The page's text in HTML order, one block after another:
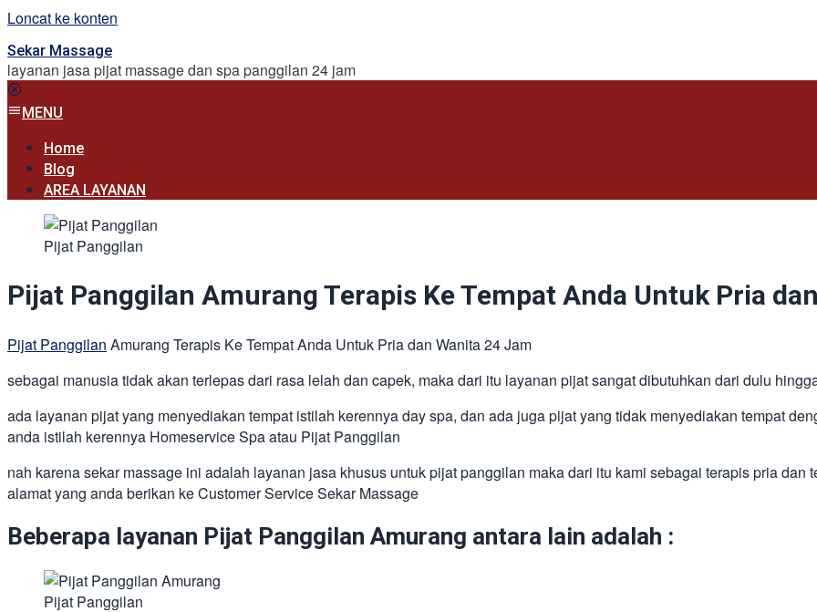
Loncat ke konten
Sekar Massage
layanan jasa pijat massage dan spa panggilan 24 jam
MENU
Home
Blog
AREA LAYANAN
Pijat Panggilan
Pijat Panggilan Amurang Terapis Ke Tempat Anda Untuk Pria
Pijat Panggilan Amurang Terapis Ke Tempat Anda Untuk Pria dan Wanita 24 Jam
sebagai manusia tidak akan terlepas dari rasa lelah dan capek, maka dari itu layanan pijat sangat dibutuhkan dari dulu
ada layanan pijat yang menyediakan tempat istilah kerennya day spa, dan ada juga pijat yang tidak menyediakan tempat
anda istilah kerennya Homeservice Spa atau Pijat Panggilan
nah karena sekar massage ini adalah layanan jasa khusus untuk pijat panggilan maka dari itu kami sebagai terapis pria
alamat yang anda berikan ke Customer Service Sekar Massage
Beberapa layanan Pijat Panggilan Amurang antara lain adalah :
Pijat Panggilan